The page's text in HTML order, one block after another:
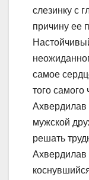
слезинку с
причину ее
самое
того самого
мужской
решать
Ахвердилав